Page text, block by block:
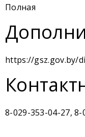
Полная
https://gsz.gov.by/
8-029-353-04-27,